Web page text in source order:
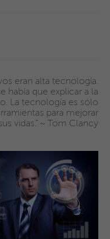
eran alta tecnología.
había que explicar a la
La tecnología es sólo
para mejorar
vidas.” ~ Tom Clancy